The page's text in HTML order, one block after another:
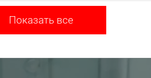
Показать все